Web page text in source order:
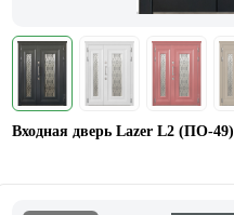
Входная дверь Lazer L2 (ПО-49)